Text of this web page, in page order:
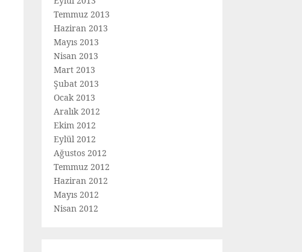
Temmuz 2013
Haziran 2013
Mayıs 2013
Nisan 2013
Mart 2013
Şubat 2013
Ocak 2013
Aralık 2012
Ekim 2012
Eylül 2012
Ağustos 2012
Temmuz 2012
Haziran 2012
Mayıs 2012
Nisan 2012